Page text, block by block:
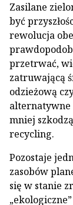
Zasilane
być
rewolucja
przetrwać,
zatruwającą
odzieżową
alternatywne
mniej
recycling.
Pozostaje
zasobów
się w stanie